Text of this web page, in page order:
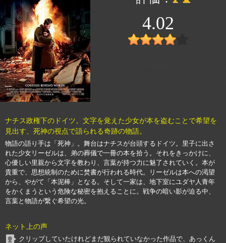
4.02
ナチス政権下のドイツ。文字を覚えた少女が本を盗むことで希望を
見出す、死神の視点で語られる奇跡の物語。
物語の語り手は「死神」。舞台はナチスが台頭するドイツ。里子に出さ
れた少女リーゼルは、弟の葬儀で一冊の本を拾う。それをきっかけに、
心優しい里親から文字を教わり、言葉が持つ力に魅了されていく。本が
貴重で、思想統制のために焚書が行われる時代。リーゼルは本への渇望
から、やがて「本泥棒」となる。そして一家は、地下室にユダヤ人青年
をかくまうという危険な秘密を抱えることに。戦争の暗い影が迫る中、
言葉と物語が繋ぐ希望の光。
ネット上の声
クリップしていたけれどまだ観られていなかった作品で、あっくん